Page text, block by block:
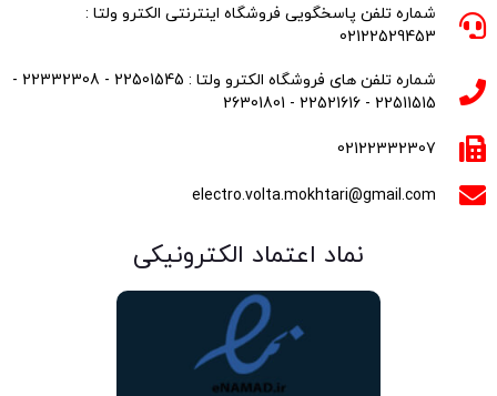
شماره تلفن پاسخگویی فروشگاه اینترنتی الکترو ولتا :
02122529453
شماره تلفن های فروشگاه الکترو ولتا : 22501545 - 22332308 -
22511515 - 22521616 - 26301801
02122332307
electro.volta.mokhtari@gmail.com
نماد اعتماد الکترونیکی